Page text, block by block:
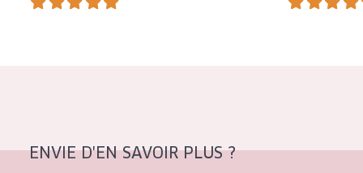
ENVIE D'EN SAVOIR PLUS ?